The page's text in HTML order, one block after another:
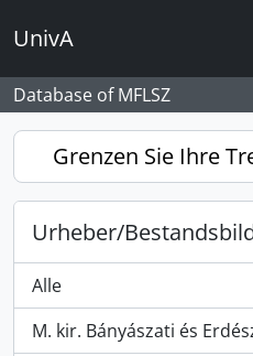
UnivA
Database of MFLSZ
Grenzen Sie Ihre
Urheber/
Alle
M. kir. Bányászati és
, 1 Ergebnisse